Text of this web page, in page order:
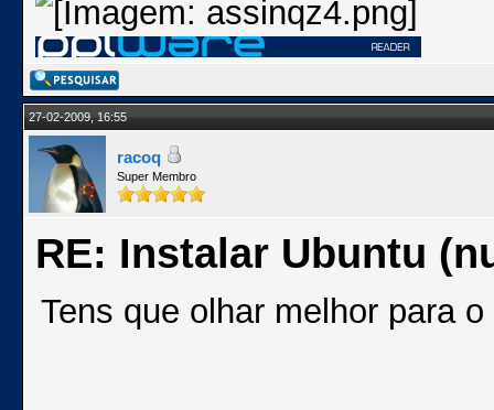
27-02-2009, 16:55
racoq
Super Membro
RE: Instalar Ubuntu
Tens que olhar melhor para